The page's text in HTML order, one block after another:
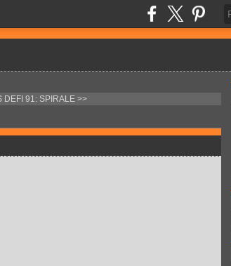
DEFI 91: SPIRALE >>